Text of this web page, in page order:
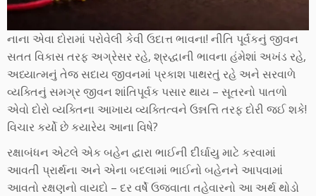
નાના એવા દોરામાં પરોવેલી કેવી ઉદાત્ત ભાવના! નીતિ પૂર્વકનું જીવન
સતત વિકાસ તરફ અગ્રેસર રહે, શ્રદ્ધાની ભાવના હંમેશાં અખંડ રહે,
અધ્યાત્મનું તેજ સદાય જીવનમાં પ્રકાશ પાથરતું રહે અને સરવાળે
વ્યક્તિનું સમગ્ર જીવન શાંતિપૂર્વક પસાર થાય – સૂતરનો પાતળો
એવો દોરો વ્યક્તિના આખાય વ્યક્તિત્વને ઉન્નત્તિ તરફ દોરી જઈ શકે!
વિચાર કર્યો છે કયારેય આના વિષે?
રક્ષાબંધન એટલે એક બહેન દ્વારા ભાઈની દીર્ઘાયુ માટે કરવામાં
આવતી પ્રાર્થના અને એના બદલામાં ભાઈનો બહેનને આપવામાં
આવતો રક્ષણનો વાયદો – દર વર્ષે ઉજવાતા તહેવારનો આ અર્થ થોડો